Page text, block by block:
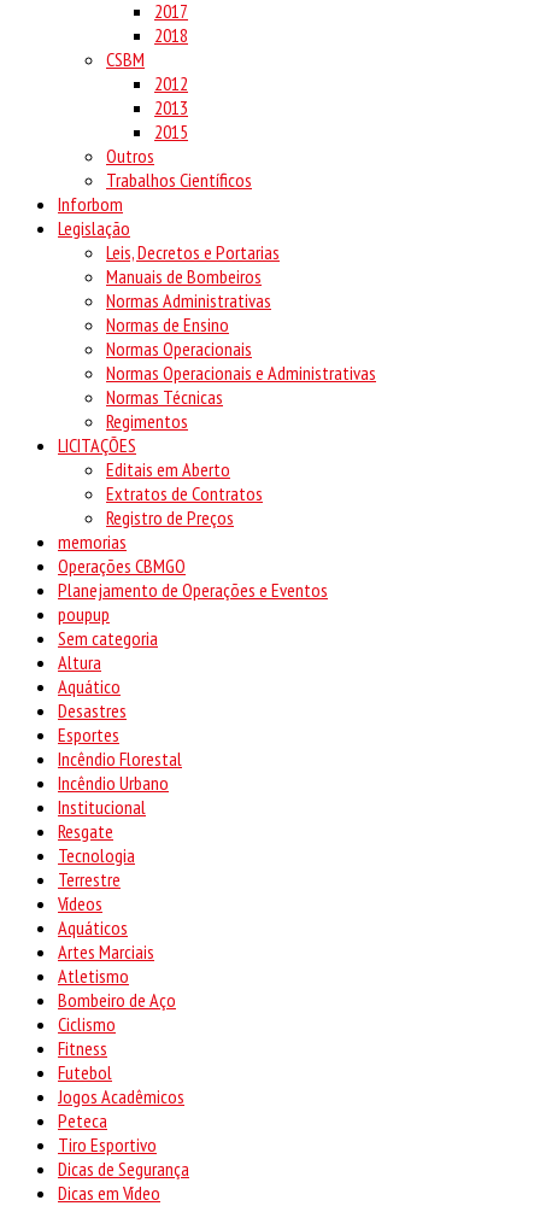
2017
2018
CSBM
2012
2013
2015
Outros
Trabalhos Científicos
Inforbom
Legislação
Leis, Decretos e Portarias
Manuais de Bombeiros
Normas Administrativas
Normas de Ensino
Normas Operacionais
Normas Operacionais e Administrativas
Normas Técnicas
Regimentos
LICITAÇÕES
Editais em Aberto
Extratos de Contratos
Registro de Preços
memorias
Operações CBMGO
Planejamento de Operações e Eventos
poupup
Sem categoria
Altura
Aquático
Desastres
Esportes
Incêndio Florestal
Incêndio Urbano
Institucional
Resgate
Tecnologia
Terrestre
Vídeos
Aquáticos
Artes Marciais
Atletismo
Bombeiro de Aço
Ciclismo
Fitness
Futebol
Jogos Acadêmicos
Peteca
Tiro Esportivo
Dicas de Segurança
Dicas em Vídeo